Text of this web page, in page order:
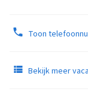
Toon
Bekijk meer